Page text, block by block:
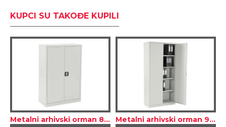
KUPCI SU TAKOĐE KUPILI
Metalni arhivski orman 80×38×120 cm Metalni arhivski orman 92×42×195 cm